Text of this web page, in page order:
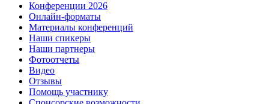
Конференции 2026
Онлайн-форматы
Материалы конференций
Наши спикеры
Наши партнеры
Фотоотчеты
Видео
Отзывы
Помощь участнику